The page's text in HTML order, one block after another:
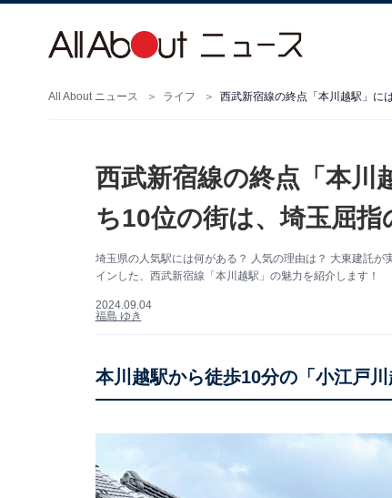
All About ニュース ライフ 西武新宿線の終点「本川越駅」に
西武新宿線の終点「本川
ち10位の街は、埼玉屈
埼玉県の人気駅には何がある？ 人気の理由は？ 大東建託
インした、西武新宿線「本川越駅」の魅力を紹介します！
2024.09.04
福島 ゆき
本川越駅から徒歩10分の「小江戸川